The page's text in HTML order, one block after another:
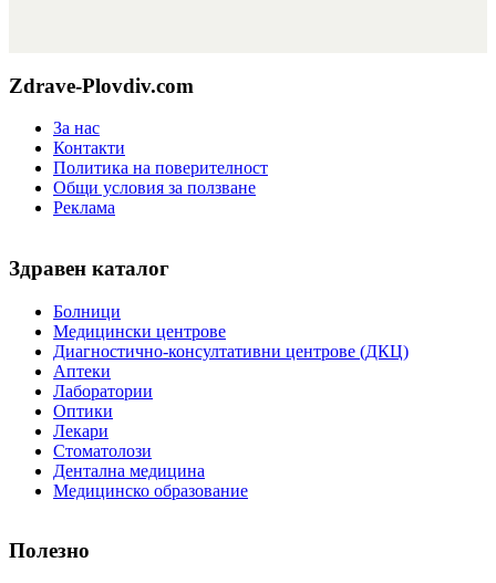
Zdrave-Plovdiv.com
За нас
Контакти
Политика на поверителност
Общи условия за ползване
Реклама
Здравен каталог
Болници
Медицински центрове
Диагностично-консултативни центрове (ДКЦ)
Аптеки
Лаборатории
Оптики
Лекари
Стоматолози
Дентална медицина
Медицинско образование
Полезно